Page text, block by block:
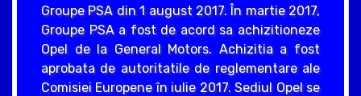
Groupe PSA din 1 august 2017. În martie 2017,
Groupe PSA a fost de acord sa achizitioneze
Opel de la General Motors. Achizitia a fost
aprobata de autoritatile de reglementare ale
Comisiei Europene în iulie 2017. Sediul Opel se